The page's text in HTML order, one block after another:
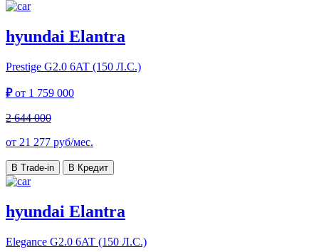
hyundai Elantra
Prestige G2.0 6AT (150 Л.С.)
₽от 1 759 000
2 644 000
от 21 277 руб/мес.
В Trade-in В Кредит
hyundai Elantra
Elegance G2.0 6AT (150 Л.С.)